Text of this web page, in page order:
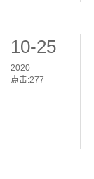
10-25
2020
点击:277